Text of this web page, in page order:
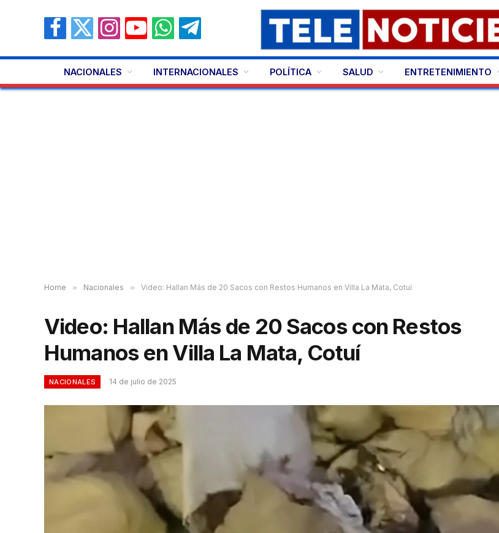
Facebook
X
InstagramYouTubeWhatsAppTelegram
NACIONALES INTERNACIONALES POLÍTICA SALUD ENTRETENIMIENTO
Home » Nacionales » Video: Hallan Más de 20 Sacos con Restos Humanos en Villa La Mata, Cotuí
Video: Hallan Más de 20 Sacos con Restos
Humanos en Villa La Mata, Cotuí
NACIONALES 14 de julio de 2025